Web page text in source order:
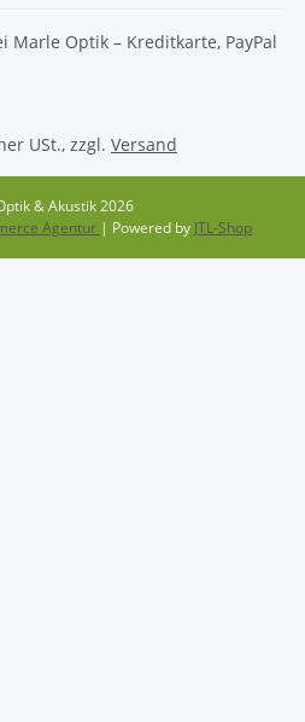
USt., zzgl. Versand
& Akustik 2026
Agentur | Powered by JTL-Shop